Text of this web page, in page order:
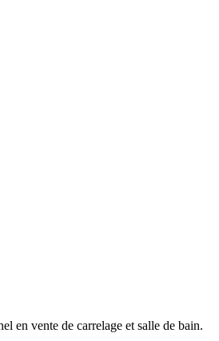
en vente de carrelage et salle de bain.